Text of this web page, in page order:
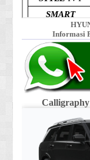
Informasi